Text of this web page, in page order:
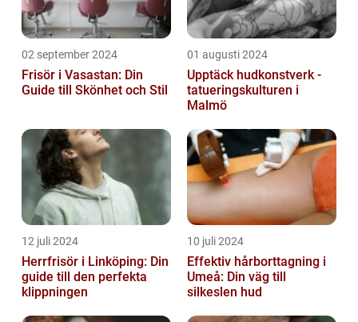
02 september 2024
Frisör i Vasastan: Din
Guide till Skönhet och Stil
01 augusti 2024
Upptäck hudkonstverk -
tatueringskulturen i
Malmö
12 juli 2024
Herrfrisör i Linköping: Din
guide till den perfekta
klippningen
10 juli 2024
Effektiv hårborttagning i
Umeå: Din väg till
silkeslen hud